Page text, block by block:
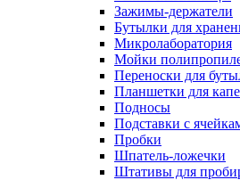
Зажимы-держатели
Бутылки для
Микролаборатория
Мойки
Переноски для
Планшетки для
Подносы
Подставки с
Пробки
Шпатель-ложечки
Штативы для